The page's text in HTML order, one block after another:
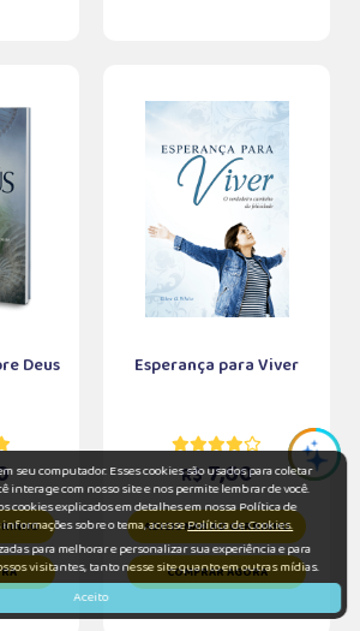
Deus Esperança para Viver
R$7,60
ADICIONAR AO CARRINHO
COMPRAR AGORA
seu computador. Esses cookies são usados para coletar
interage com nosso site e nos permite lembrar de você.
cookies explicados em detalhes em nossa Política de
sobre o tema, acessePolítica de Cookies.
para melhorar e personalizar sua experiência e para
visitantes, tanto nesse site quanto em outras mídias.
Aceito